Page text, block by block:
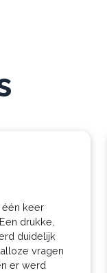
één keer
drukke,
duidelijk
vragen
er werd